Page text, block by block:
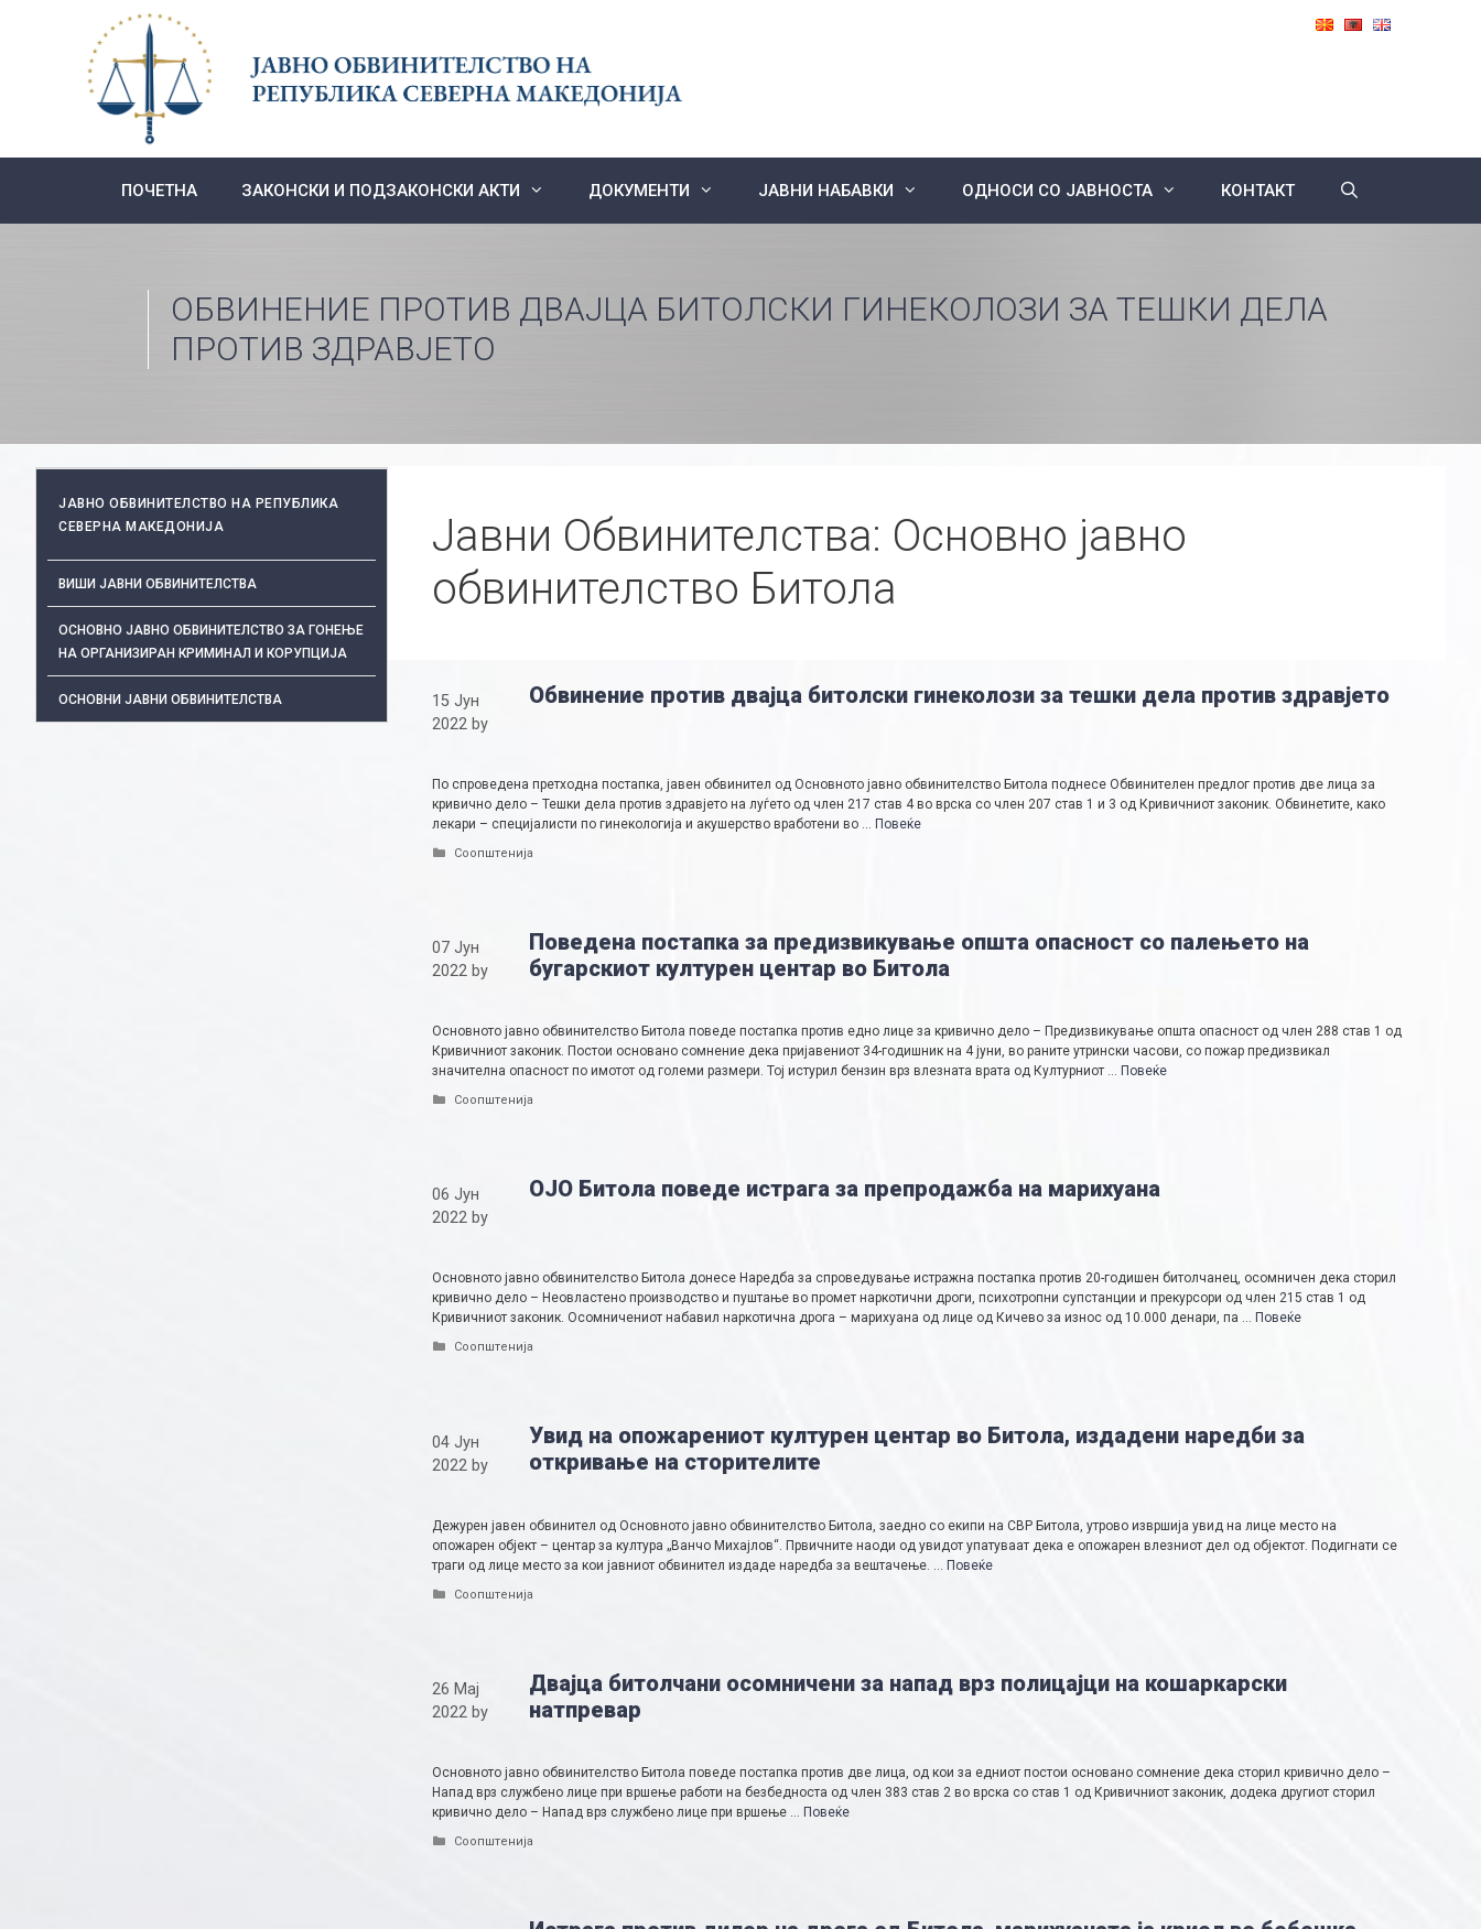
ПОЧЕТНА ЗАКОНСКИ И ПОДЗАКОНСКИ АКТИ ДОКУМЕНТИ ЈАВНИ НАБАВКИ ОДНОСИ СО ЈАВНОСТА КОНТАКТ
ОБВИНЕНИЕ ПРОТИВ ДВАЈЦА БИТОЛСКИ ГИНЕКОЛОЗИ ЗА ТЕШКИ ДЕЛА
ПРОТИВ ЗДРАВЈЕТО
Јавни Обвинителства: Основно јавно
обвинителство Битола
Обвинение против двајца битолски гинеколози за тешки дела против здравјето
15 Јун
2022 by
По спроведена претходна постапка, јавен обвинител од Основното јавно обвинителство Битола поднесе Обвинителен предлог против две лица за
кривично дело – Тешки дела против здравјето на луѓето од член 217 став 4 во врска со член 207 став 1 и 3 од Кривичниот законик. Обвинетите, како
лекари – специјалисти по гинекологија и акушерство вработени во … Повеќе
Categories
Соопштенија
Поведена постапка за предизвикување општа опасност со палењето на
бугарскиот културен центар во Битола
07 Јун
2022 by
Основното јавно обвинителство Битола поведе постапка против едно лице за кривично дело – Предизвикување општа опасност од член 288 став 1 од
Кривичниот законик. Постои основано сомнение дека пријавениот 34-годишник на 4 јуни, во раните утрински часови, со пожар предизвикал
значителна опасност по имотот од големи размери. Тој истурил бензин врз влезната врата од Културниот … Повеќе
Categories
Соопштенија
ОЈО Битола поведе истрага за препродажба на марихуана
06 Јун
2022 by
Основното јавно обвинителство Битола донесе Наредба за спроведување истражна постапка против 20-годишен битолчанец, осомничен дека сторил
кривично дело – Неовластено производство и пуштање во промет наркотични дроги, психотропни супстанции и прекурсори од член 215 став 1 од
Кривичниот законик. Осомничениот набавил наркотична дрога – марихуана од лице од Кичево за износ од 10.000 денари, па … Повеќе
Categories
Соопштенија
Увид на опожарениот културен центар во Битола, издадени наредби за
откривање на сторителите
04 Јун
2022 by
Дежурен јавен обвинител од Основното јавно обвинителство Битола, заедно со екипи на СВР Битола, утрово извршија увид на лице место на
опожарен објект – центар за култура „Ванчо Михајлов“. Првичните наоди од увидот упатуваат дека е опожарен влезниот дел од објектот. Подигнати се
траги од лице место за кои јавниот обвинител издаде наредба за вештачење. … Повеќе
Categories
Соопштенија
Двајца битолчани осомничени за напад врз полицајци на кошаркарски
натпревар
26 Мај
2022 by
Основното јавно обвинителство Битола поведе постапка против две лица, од кои за едниот постои основано сомнение дека сторил кривично дело –
Напад врз службено лице при вршење работи на безбедноста од член 383 став 2 во врска со став 1 од Кривичниот законик, додека другиот сторил
кривично дело – Напад врз службено лице при вршење … Повеќе
Categories
Соопштенија
ЈАВНО ОБВИНИТЕЛСТВО НА РЕПУБЛИКА
СЕВЕРНА МАКЕДОНИЈА
ВИШИ ЈАВНИ ОБВИНИТЕЛСТВА
ОСНОВНО ЈАВНО ОБВИНИТЕЛСТВО ЗА ГОНЕЊЕ
НА ОРГАНИЗИРАН КРИМИНАЛ И КОРУПЦИЈА
ОСНОВНИ ЈАВНИ ОБВИНИТЕЛСТВА